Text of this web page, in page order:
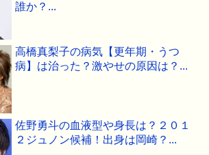
誰か？...
高橋真梨子の病気【更年期・うつ
病】は治った？激やせの原因は？...
佐野勇斗の血液型や身長は？２０１
２ジュノン候補！出身は岡崎？...